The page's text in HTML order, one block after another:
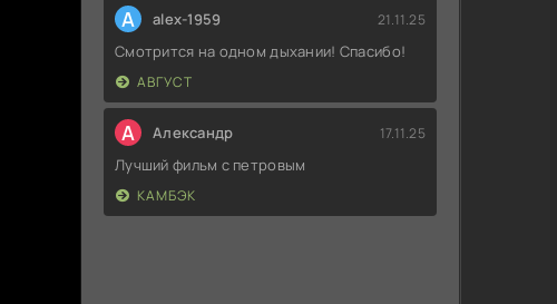
A alex-1959 21.11.25
Смотрится на одном дыхании! Спасибо!
АВГУСТ
А Александр 17.11.25
Лучший фильм с петровым
КАМБЭК